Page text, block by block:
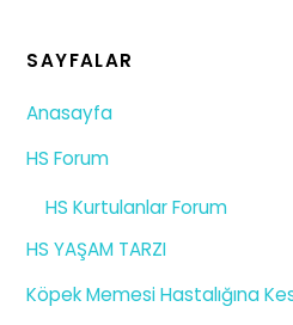
SAYFALAR
Anasayfa
HS Forum
HS Kurtulanlar Forum
HS YAŞAM TARZI
Köpek Memesi Hastalığına